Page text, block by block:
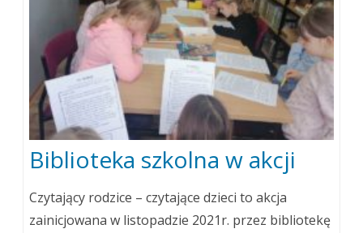
Biblioteka szkolna w akcji
Czytający rodzice – czytające dzieci to akcja
zainicjowana w listopadzie 2021r. przez bibliotekę